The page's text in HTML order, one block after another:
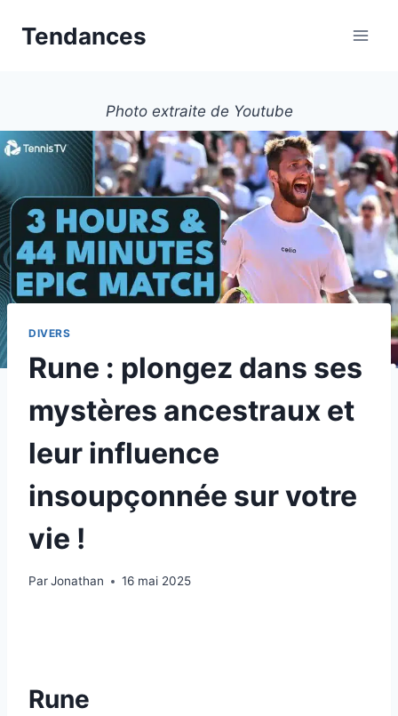
Tendances
Photo extraite de Youtube
DIVERS
Rune : plongez dans ses
mystères ancestraux et
leur influence
insoupçonnée sur votre
vie !
ParJonathan 16 mai 2025
Rune